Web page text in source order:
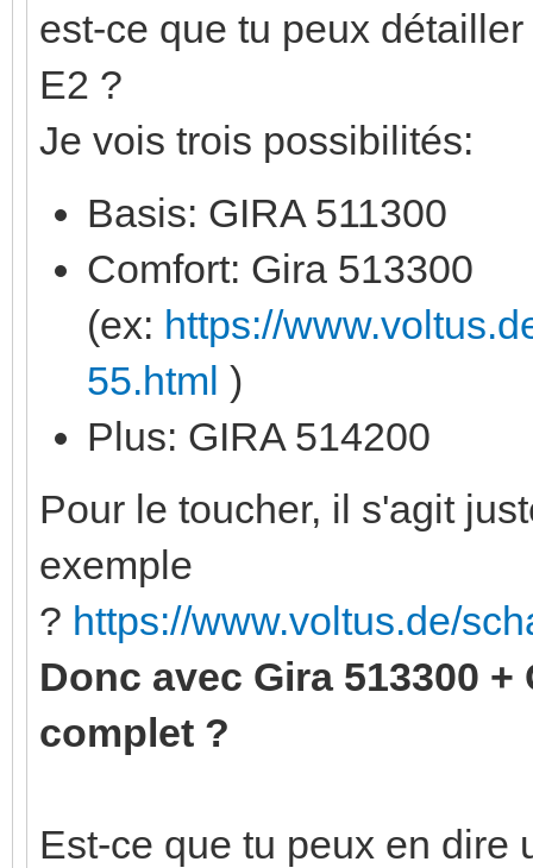
est-ce que tu peux
E2 ?
Je vois trois possibilités:
Basis: GIRA 511300
Comfort: Gira 513300
(ex: https://
55.html )
Plus: GIRA 514200
Pour le toucher, il s'agit
exemple
? https://www.voltus.de/
Donc avec Gira 513300
complet ?
Est-ce que tu peux en dire